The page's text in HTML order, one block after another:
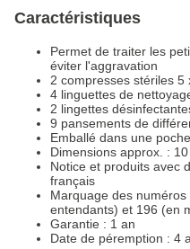
Caractéristiques
Permet de traiter les
éviter l'aggravation
2 compresses stériles 5
4 linguettes de
2 lingettes
9 pansements de
Emballé dans une
Dimensions approx. :
Notice et produits avec
français
Marquage des
entendants) et 196 (en
Garantie : 1 an
Date de péremption : 4